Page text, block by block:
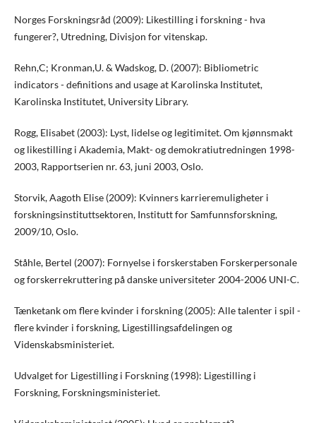
Norges Forskningsråd (2009): Likestilling i forskning - hva
fungerer?, Utredning, Divisjon for vitenskap.
Rehn,C; Kronman,U. & Wadskog, D. (2007): Bibliometric
indicators - definitions and usage at Karolinska Institutet,
Karolinska Institutet, University Library.
Rogg, Elisabet (2003): Lyst, lidelse og legitimitet. Om kjønnsmakt
og likestilling i Akademia, Makt- og demokratiutredningen 1998-
2003, Rapportserien nr. 63, juni 2003, Oslo.
Storvik, Aagoth Elise (2009): Kvinners karrieremuligheter i
forskningsinstituttsektoren, Institutt for Samfunnsforskning,
2009/10, Oslo.
Ståhle, Bertel (2007): Fornyelse i forskerstaben Forskerpersonale
og forskerrekruttering på danske universiteter 2004-2006 UNI-C.
Tænketank om flere kvinder i forskning (2005): Alle talenter i spil -
flere kvinder i forskning, Ligestillingsafdelingen og
Videnskabsministeriet.
Udvalget for Ligestilling i Forskning (1998): Ligestilling i
Forskning, Forskningsministeriet.